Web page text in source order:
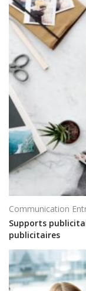
Communication
Supports
publicitaires